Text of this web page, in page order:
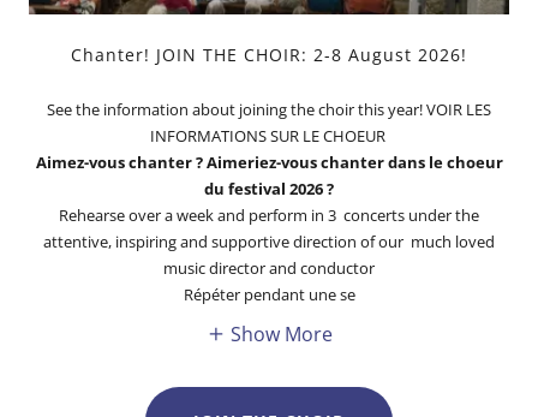
Chanter! JOIN THE CHOIR: 2-8 August 2026!
See the information about joining the choir this year! VOIR LES
INFORMATIONS SUR LE CHOEUR
Aimez-vous chanter ? Aimeriez-vous chanter dans le choeur
du festival 2026 ?
Rehearse over a week and perform in 3 concerts under the
attentive, inspiring and supportive direction of our much loved
music director and conductor
Répéter pendant une se
Show More